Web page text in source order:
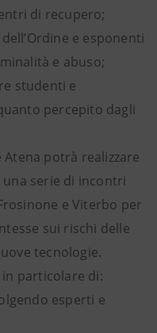
di recupero;
e esponenti
e abuso;
studenti e
percepito dagli
potrà realizzare
una serie di incontri
e Viterbo per
sui rischi delle
tecnologie.
particolare di:
esperti e